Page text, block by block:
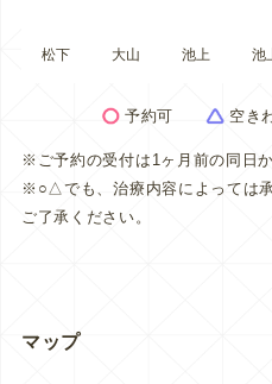
松下 大山 池上 池
予約可 空き
※ご予約の受付は1ヶ月前の同日か
※○△でも、治療内容によっては
ご了承ください。
マップ